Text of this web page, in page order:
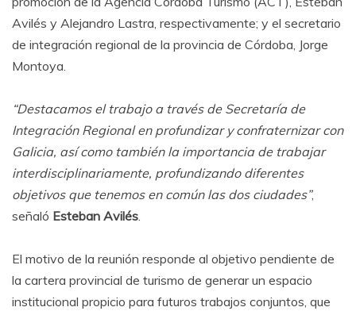
Avilés y Alejandro Lastra, respectivamente; y el secretario
de integración regional de la provincia de Córdoba, Jorge
Montoya.
“Destacamos el trabajo a través de Secretaría de
Integración Regional en profundizar y confraternizar con
Galicia, así como también la importancia de trabajar
interdisciplinariamente, profundizando diferentes
objetivos que tenemos en común las dos ciudades”,
señaló Esteban Avilés.
El motivo de la reunión responde al objetivo pendiente de
la cartera provincial de turismo de generar un espacio
institucional propicio para futuros trabajos conjuntos, que